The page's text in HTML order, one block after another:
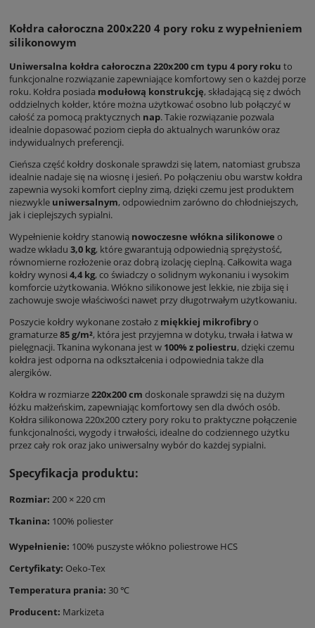
Kołdra całoroczna 200x220 4 pory roku z wypełnieniem
silikonowym
Uniwersalna kołdra całoroczna 220x200 cm typu 4 pory roku to
funkcjonalne rozwiązanie zapewniające komfortowy sen o każdej porze
roku. Kołdra posiada modułową konstrukcję, składającą się z dwóch
oddzielnych kołder, które można użytkować osobno lub połączyć w
całość za pomocą praktycznych nap. Takie rozwiązanie pozwala
idealnie dopasować poziom ciepła do aktualnych warunków oraz
indywidualnych preferencji.
Cieńsza część kołdry doskonale sprawdzi się latem, natomiast grubsza
idealnie nadaje się na wiosnę i jesień. Po połączeniu obu warstw kołdra
zapewnia wysoki komfort cieplny zimą, dzięki czemu jest produktem
niezwykle uniwersalnym, odpowiednim zarówno do chłodniejszych,
jak i cieplejszych sypialni.
Wypełnienie kołdry stanowią nowoczesne włókna silikonowe o
wadze wkładu 3,0 kg, które gwarantują odpowiednią sprężystość,
równomierne rozłożenie oraz dobrą izolację cieplną. Całkowita waga
kołdry wynosi 4,4 kg, co świadczy o solidnym wykonaniu i wysokim
komforcie użytkowania. Włókno silikonowe jest lekkie, nie zbija się i
zachowuje swoje właściwości nawet przy długotrwałym użytkowaniu.
Poszycie kołdry wykonane zostało z miękkiej mikrofibryo
gramaturze85 g/m², która jest przyjemna w dotyku, trwała i łatwa w
pielęgnacji. Tkanina wykonana jest w 100% z poliestru, dzięki czemu
kołdra jest odporna na odkształcenia i odpowiednia także dla
alergików.
Kołdra w rozmiarze220x200 cm doskonale sprawdzi się na dużym
łóżku małżeńskim, zapewniając komfortowy sen dla dwóch osób.
Kołdra silikonowa 220x200 cztery pory roku to praktyczne połączenie
funkcjonalności, wygody i trwałości, idealne do codziennego użytku
przez cały rok oraz jako uniwersalny wybór do każdej sypialni.
Specyfikacja produktu:
Rozmiar: 200 × 220 cm
Tkanina: 100% poliester
Wypełnienie: 100% puszyste włókno poliestrowe HCS
Certyfikaty: Oeko-Tex
Temperatura prania: 30 ℃
Producent: Markizeta